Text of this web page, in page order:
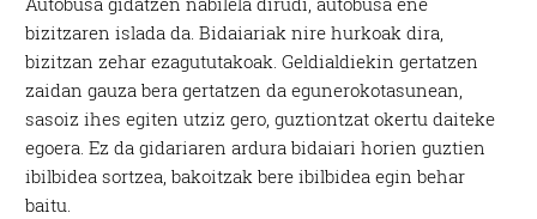
bizitzaren islada da. Bidaiariak nire hurkoak dira,
bizitzan zehar ezagututakoak. Geldialdiekin gertatzen
zaidan gauza bera gertatzen da egunerokotasunean,
sasoiz ihes egiten utziz gero, guztiontzat okertu daiteke
egoera. Ez da gidariaren ardura bidaiari horien guztien
ibilbidea sortzea, bakoitzak bere ibilbidea egin behar
baitu.